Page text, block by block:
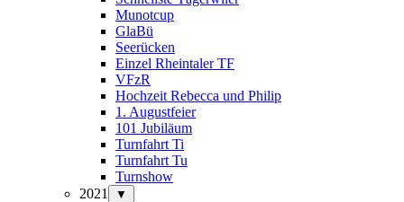
Munotcup
GlaBü
Seerücken
Einzel Rheintaler TF
VFzR
Hochzeit Rebecca und Philip
1. Augustfeier
101 Jubiläum
Turnfahrt Ti
Turnfahrt Tu
Turnshow
2021
▼